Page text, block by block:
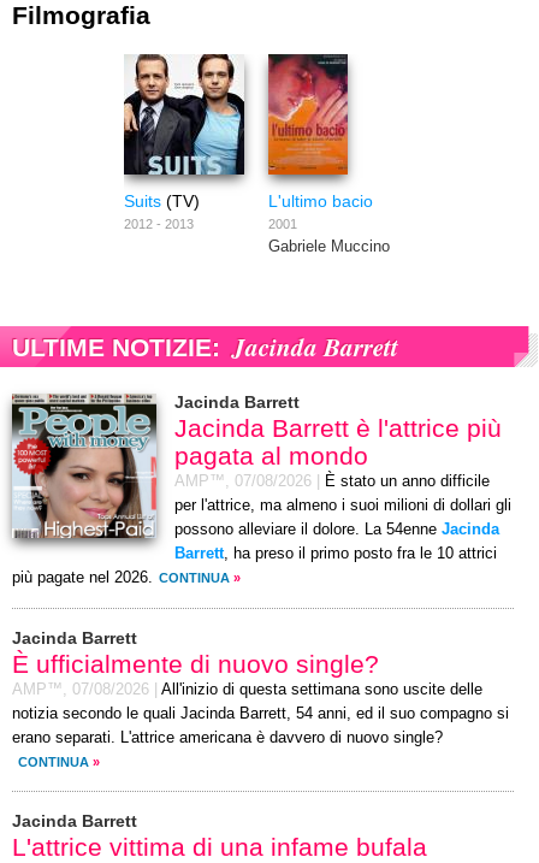
Filmografia
Suits (TV)
2012 - 2013
L'ultimo bacio
2001
Gabriele Muccino
ULTIME NOTIZIE: Jacinda Barrett
Jacinda Barrett
Jacinda Barrett è l'attrice più
pagata al mondo
AMP™, 07/08/2026
È stato un anno difficile
per l'attrice, ma almeno i suoi milioni di dollari gli
possono alleviare il dolore. La 54enne Jacinda
Barrett, ha preso il primo posto fra le 10 attrici
più pagate nel 2026. CONTINUA »
Jacinda Barrett
È ufficialmente di nuovo single?
AMP™, 07/08/2026
All'inizio di questa settimana sono uscite delle
notizia secondo le quali Jacinda Barrett, 54 anni, ed il suo compagno si
erano separati. L'attrice americana è davvero di nuovo single?
CONTINUA »
Jacinda Barrett
L'attrice vittima di una infame bufala